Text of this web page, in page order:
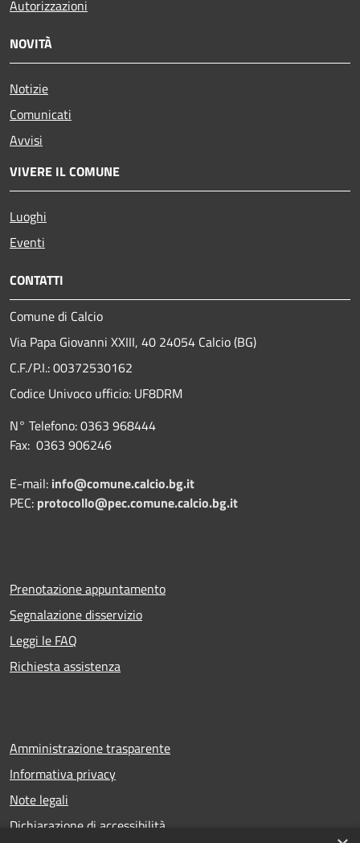
Autorizzazioni
NOVITÀ
Notizie
Comunicati
Avvisi
VIVERE IL COMUNE
Luoghi
Eventi
CONTATTI
Comune di Calcio
Via Papa Giovanni XXIII, 40 24054 Calcio (BG)
C.F./P.I.: 00372530162
Codice Univoco ufficio: UF8DRM
N° Telefono: 0363 968444
Fax: 0363 906246
E-mail: info@comune.calcio.bg.it
PEC: protocollo@pec.comune.calcio.bg.it
Prenotazione appuntamento
Segnalazione disservizio
Leggi le FAQ
Richiesta assistenza
Amministrazione trasparente
Informativa privacy
Note legali
Dichiarazione di accessibilità